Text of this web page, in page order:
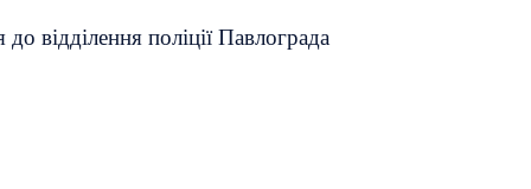
відділення поліції Павлограда